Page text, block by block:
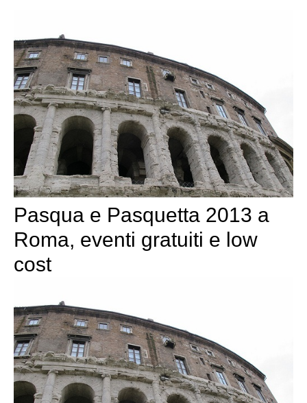
Pasqua e Pasquetta 2013 a
Roma, eventi gratuiti e low
cost